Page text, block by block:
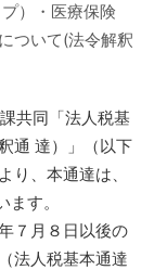
）・医療保険
ついて(法令解釈
共同「法人税基
通 達）」（以下
り、本通達は、
す。
７月８日以後の
法人税基本通達